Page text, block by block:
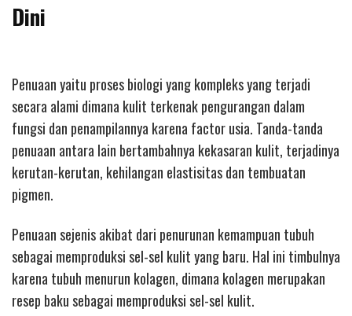
Dini
Penuaan yaitu proses biologi yang kompleks yang terjadi
secara alami dimana kulit terkenak pengurangan dalam
fungsi dan penampilannya karena factor usia. Tanda-tanda
penuaan antara lain bertambahnya kekasaran kulit, terjadinya
kerutan-kerutan, kehilangan elastisitas dan tembuatan
pigmen.
Penuaan sejenis akibat dari penurunan kemampuan tubuh
sebagai memproduksi sel-sel kulit yang baru. Hal ini timbulnya
karena tubuh menurun kolagen, dimana kolagen merupakan
resep baku sebagai memproduksi sel-sel kulit.